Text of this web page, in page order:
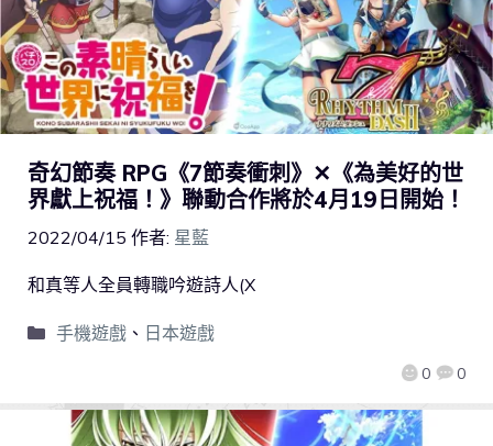
奇幻節奏 RPG《7節奏衝刺》✕《為美好的世
界獻上祝福！》聯動合作將於4月19日開始！
2022/04/15 作者: 星藍
0 0
和真等人全員轉職吟遊詩人(X
手機遊戲、 日本遊戲